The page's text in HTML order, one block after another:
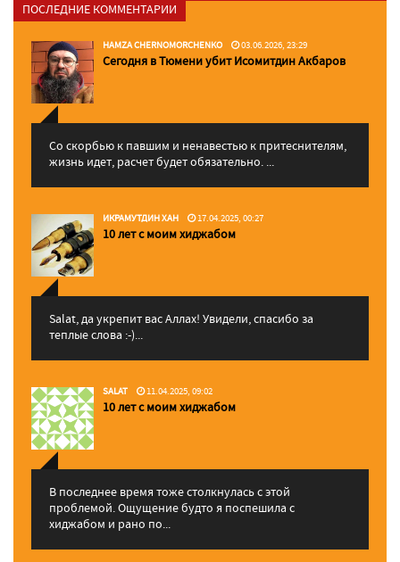
ПОСЛЕДНИЕ КОММЕНТАРИИ
HAMZA CHERNOMORCHENKO 03.06.2026, 23:29
Сегодня в Тюмени убит Исомитдин Акбаров
Со скорбью к павшим и ненавестью к притеснителям,
жизнь идет, расчет будет обязательно. ...
ИКРАМУТДИН ХАН 17.04.2025, 00:27
10 лет с моим хиджабом
Salat, да укрепит вас Аллаx! Увидели, спасибо за
теплые слова :-)...
SALAT 11.04.2025, 09:02
10 лет с моим хиджабом
В последнее время тоже столкнулась с этой
проблемой. Ощущение будто я поспешила с
хиджабом и рано по...